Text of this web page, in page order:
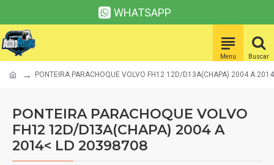
WHATSAPP
PONTEIRA PARACHOQUE VOLVO FH12 12D/D13A(CHAPA) 2004 A
PONTEIRA PARACHOQUE VOLVO
FH12 12D/D13A(CHAPA) 2004 A
2014< LD 20398708